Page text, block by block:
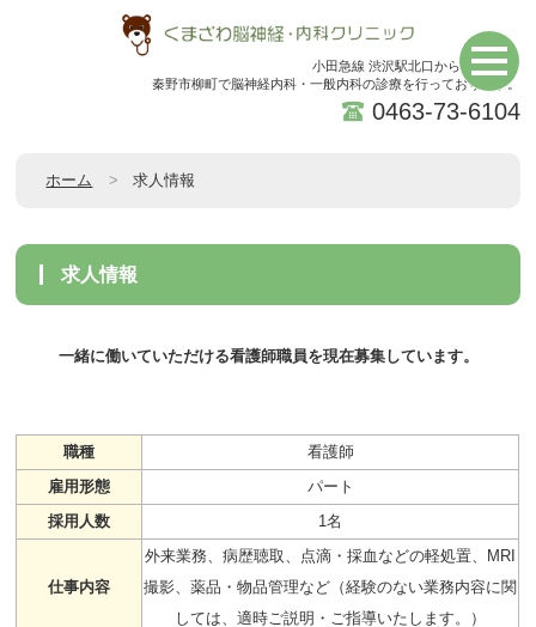
小田急線 渋沢駅北口から徒歩5分。
秦野市柳町で脳神経内科・一般内科の診療を行っております。
0463-73-6104
ホーム 求人情報
求人情報
一緒に働いていただける看護師職員を現在募集しています。
職種
看護師
雇用形態
パート
採用人数
1名
仕事内容
外来業務、病歴聴取、点滴・採血などの軽処置、MRI
撮影、薬品・物品管理など（経験のない業務内容に関
しては、適時ご説明・ご指導いたします。）